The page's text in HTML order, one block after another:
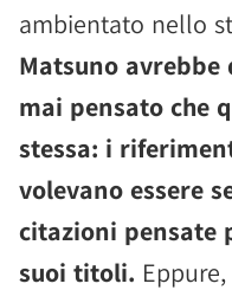
ambientato nello
Matsuno
mai pensato che
stessa: i
volevano essere
citazioni pensate
suoi titoli.